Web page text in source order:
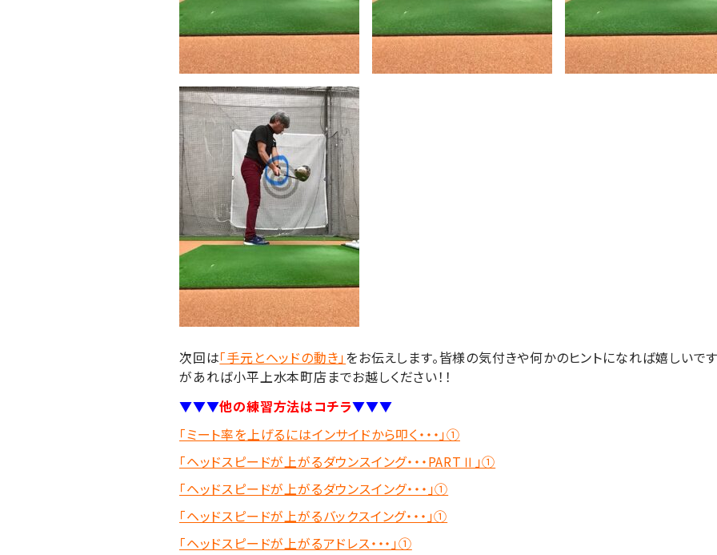
次回は「手元とヘッドの動き」をお伝えします。皆様の気付きや何かのヒントになれば嬉しいで
があれば小平上水本町店までお越しください！！
▼▼▼他の練習方法はコチラ▼▼▼
「ミート率を上げるにはインサイドから叩く・・・」①
「ヘッドスピードが上がるダウンスイング・・・PARTⅡ」①
「ヘッドスピードが上がるダウンスイング・・・」①
「ヘッドスピードが上がるバックスイング・・・」①
「ヘッドスピードが上がるアドレス・・・」①